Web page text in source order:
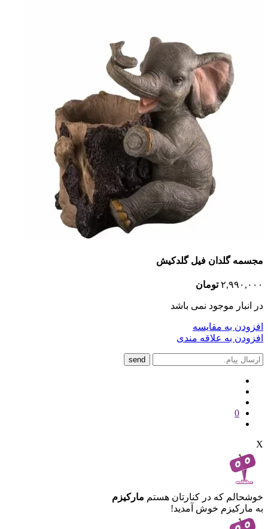
مجسمه گلدان فیل گلدکیش
۲,۹۹۰,۰۰۰ تومان
در انبار موجود نمی باشد
افزودن به مقایسه
افزودن به علاقه مندی
send
0
X
خوشحالم که در کنارتان هستم مارکیزم
به مارکیزم خوش آمدید!